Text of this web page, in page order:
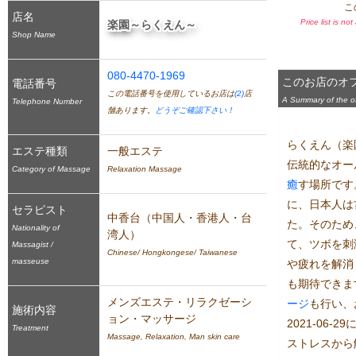
こ
Price list is not
このお店のオ
A Summary of the
らくえん（
伝統的なオ
癒す場所で
に、日本人
た。そのた
て、ツボを
や疲れを解
も期待でき
ージも行い
2021-06-29
ストレスか
店名
Shop Name
楽園～らくえん～
電話番号
Telephone Number
080-4470-1969
この電話番号を使用しているお店は(2)店
舗あります。 どうぞご確認下さい！
エステ種類
Category of Massage
一般エステ
Relaxation Massage
セラピスト
Nationality of
Massagist /
masseuse
中香台（中国人・香港人・台
湾人）
Chinese/ Hongkongese/ Taiwanese
施術内容
Treatment
メンズエステ・リラクゼーシ
ョン・マッサージ
Massage, Relaxation, Man skin care